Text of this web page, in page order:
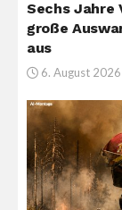
Sechs Jahre
große
aus
6. August 2026